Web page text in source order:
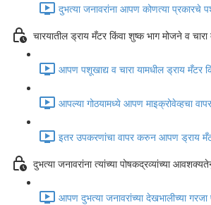
दुभत्या जनावरांना आपण कोणत्या प्रकारचे
चारयातील ड्राय मँटर किंवा शुष्क भाग मोजने व
आपण पशूखाद्य व चारा यामधील ड्राय
आपल्या गोठयामध्ये आपण माइक्रोवेव्हचा
इतर उपकरणांचा वापर करुन आपण ड्राय
दुभत्या जनावरांना त्यांच्या पोषकद्रव्यांच्या
आपण दुभत्या जनावरांच्या देखभालीच्या